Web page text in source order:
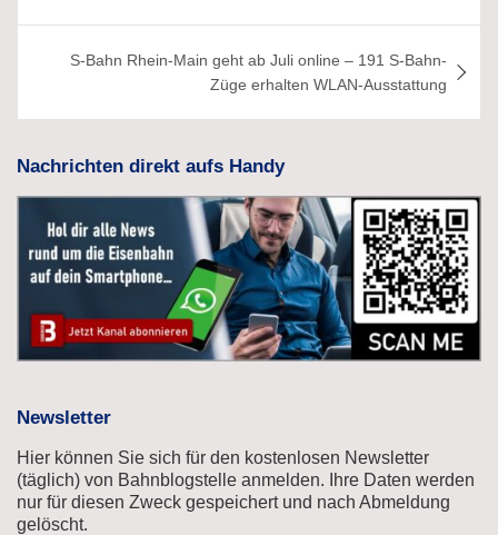
S-Bahn Rhein-Main geht ab Juli online – 191 S-Bahn-
Züge erhalten WLAN-Ausstattung
Nachrichten direkt aufs Handy
Newsletter
Hier können Sie sich für den kostenlosen Newsletter
(täglich) von Bahnblogstelle anmelden. Ihre Daten werden
nur für diesen Zweck gespeichert und nach Abmeldung
gelöscht.